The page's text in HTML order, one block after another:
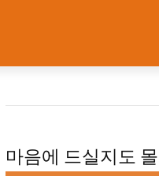
마음에 드실지도